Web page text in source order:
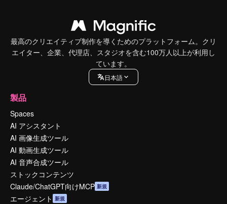
最高のクリエイティブ制作を導くためのプラットフォーム。クリ
エイター、企業、代理店、スタジオを含む100万人以上が利用し
ています。
日本語
製品
Spaces
AI アシスタント
AI 画像生成ツール
AI 動画生成ツール
AI 音声合成ツール
ストックコンテンツ
Claude/ChatGPT向けMCP 新規
エージェント 新規